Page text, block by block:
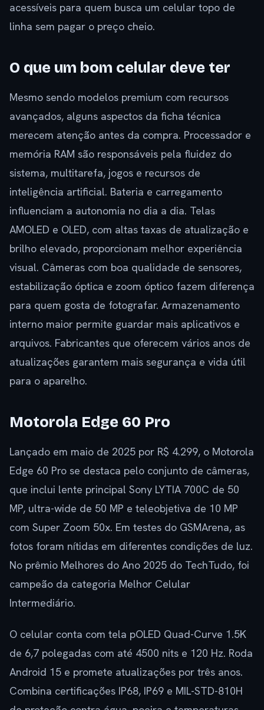
acessíveis para quem busca um celular topo de
linha sem pagar o preço cheio.
O que um bom celular deve ter
Mesmo sendo modelos premium com recursos
avançados, alguns aspectos da ficha técnica
merecem atenção antes da compra. Processador e
memória RAM são responsáveis pela fluidez do
sistema, multitarefa, jogos e recursos de
inteligência artificial. Bateria e carregamento
influenciam a autonomia no dia a dia. Telas
AMOLED e OLED, com altas taxas de atualização e
brilho elevado, proporcionam melhor experiência
visual. Câmeras com boa qualidade de sensores,
estabilização óptica e zoom óptico fazem diferença
para quem gosta de fotografar. Armazenamento
interno maior permite guardar mais aplicativos e
arquivos. Fabricantes que oferecem vários anos de
atualizações garantem mais segurança e vida útil
para o aparelho.
Motorola Edge 60 Pro
Lançado em maio de 2025 por R$ 4.299, o Motorola
Edge 60 Pro se destaca pelo conjunto de câmeras,
que inclui lente principal Sony LYTIA 700C de 50
MP, ultra-wide de 50 MP e teleobjetiva de 10 MP
com Super Zoom 50x. Em testes do GSMArena, as
fotos foram nítidas em diferentes condições de luz.
No prêmio Melhores do Ano 2025 do TechTudo, foi
campeão da categoria Melhor Celular
Intermediário.
O celular conta com tela pOLED Quad-Curve 1.5K
de 6,7 polegadas com até 4500 nits e 120 Hz. Roda
Android 15 e promete atualizações por três anos.
Combina certificações IP68, IP69 e MIL-STD-810H